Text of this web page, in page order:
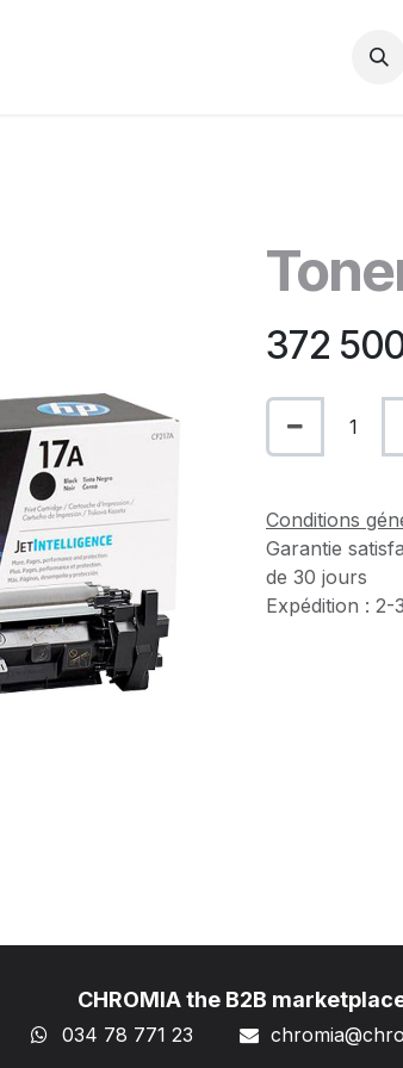
372
Conditions
Garantie
de 30 jours
Expédition :
CHROMIA the B2B
034 78 771 23